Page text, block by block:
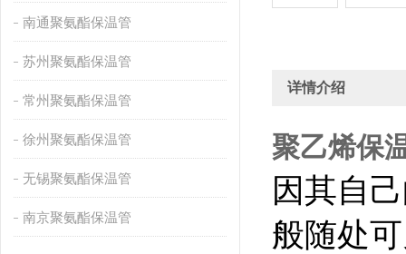
南通聚氨酯保温管
苏州聚氨酯保温管
常州聚氨酯保温管
徐州聚氨酯保温管
无锡聚氨酯保温管
南京聚氨酯保温管
详情介绍
聚乙烯保
因其自
般随处